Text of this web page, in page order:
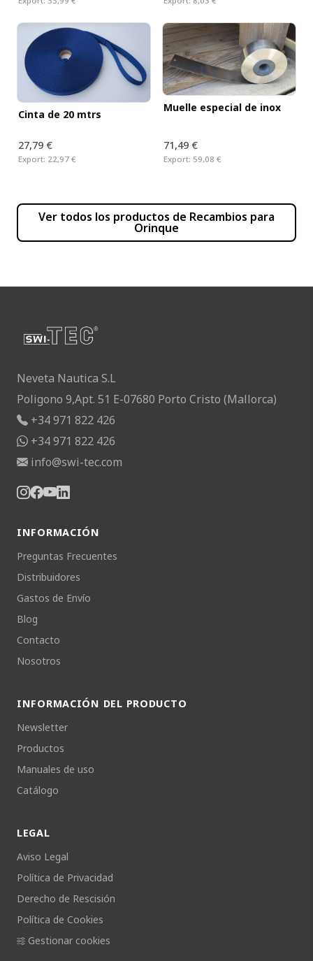
Cinta de 20 mtrs
27,79 €
Export: 22,97 €
Muelle especial de inox
71,49 €
Export: 59,08 €
Ver todos los productos de Recambios para
Orinque
Neveta Nautica S.L
Poligono 9,Apt. 51 E-07680 Porto Cristo (Mallorca)
+34 971 822 426
+34 971 822 426
info@swi-tec.com
INFORMACIÓN
Preguntas Frecuentes
Distribuidores
Gastos de Envío
Blog
Contacto
Nosotros
INFORMACIÓN DEL PRODUCTO
Newsletter
Productos
Manuales de uso
Catálogo
LEGAL
Aviso Legal
Política de Privacidad
Derecho de Rescisión
Política de Cookies
Gestionar cookies